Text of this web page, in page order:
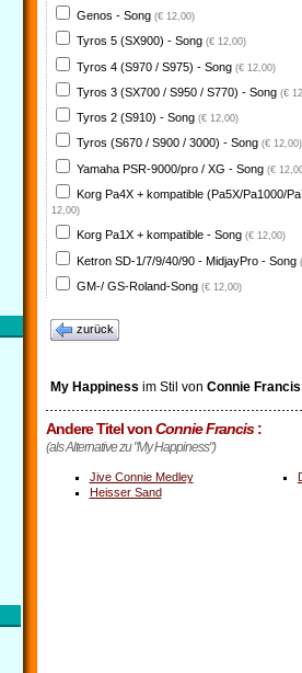
Genos - Song (€ 12,00)
Tyros 5 (SX900) - Song (€ 12,00)
Tyros 4 (S970 / S975) - Song (€ 12,00)
Tyros 3 (SX700 / S950 / S770) - Song (€
Tyros 2 (S910) - Song (€ 12,00)
Tyros (S670 / S900 / 3000) - Song (€ 12,00)
Yamaha PSR-9000/pro / XG - Song (€
Korg Pa4X + kompatible (Pa5X/Pa1000/
12,00)
Korg Pa1X + kompatible - Song (€ 12,00)
Ketron SD-1/7/9/40/90 - MidjayPro - Song
GM-/ GS-Roland-Song (€ 12,00)
zurück
My Happiness im Stil von Connie
Andere Titel vonConnie Francis:
(als Alternative zu "My Happiness")
Jive Connie Medley
Heisser Sand